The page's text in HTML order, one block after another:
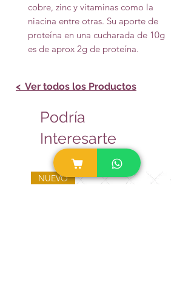
cobre, zinc y vitaminas como la
niacina entre otras. Su aporte de
proteína en una cucharada de 10g
es de aprox 2g de proteína.
< Ver todos los Productos
Podría
Interesarte
NUEVO